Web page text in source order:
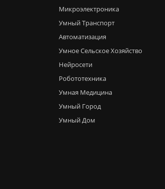
Микроэлектроника
Умный Транспорт
Автоматизация
Умное Сельское Хозяйство
Нейросети
Робототехника
Умная Медицина
Умный Город
Умный Дом